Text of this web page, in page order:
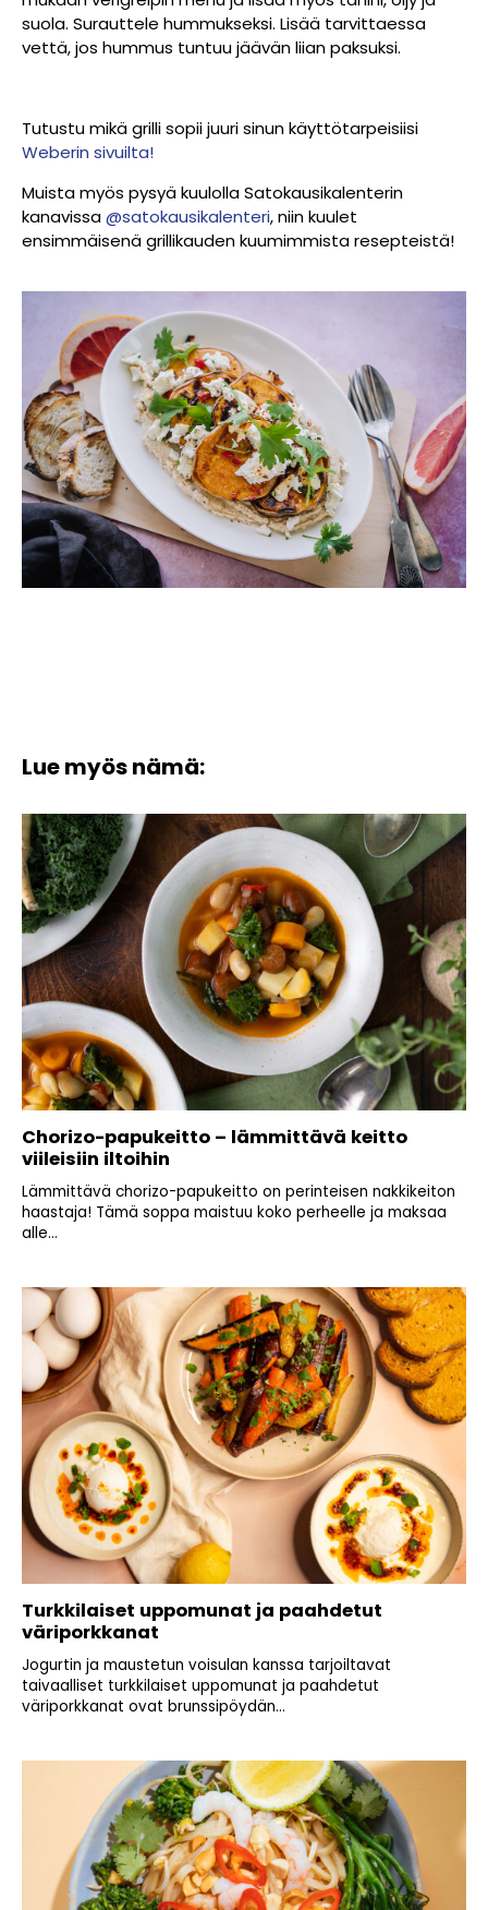
suola. Surauttele hummukseksi. Lisää tarvittaessa
vettä, jos hummus tuntuu jäävän liian paksuksi.
Tutustu mikä grilli sopii juuri sinun käyttötarpeisiisi
Weberin sivuilta!
Muista myös pysyä kuulolla Satokausikalenterin
kanavissa@satokausikalenteri, niin kuulet
ensimmäisenä grillikauden kuumimmista resepteistä!
Lue myös nämä:
Chorizo-papukeitto – lämmittävä keitto
viileisiin iltoihin
Lämmittävä chorizo-papukeitto on perinteisen nakkikeiton
haastaja! Tämä soppa maistuu koko perheelle ja maksaa
alle...
Turkkilaiset uppomunat ja paahdetut
väriporkkanat
Jogurtin ja maustetun voisulan kanssa tarjoiltavat
taivaalliset turkkilaiset uppomunat ja paahdetut
väriporkkanat ovat brunssipöydän...